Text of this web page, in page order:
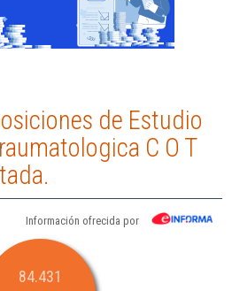
de Estudio
C O T
Información ofrecida por
84.431